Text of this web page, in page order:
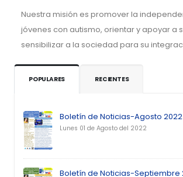
Nuestra misión es promover la
jóvenes con autismo, orientar y apoyar a
sensibilizar a la sociedad para su
POPULARES RECIENTES
Boletín de Noticias-Agosto 2022
Lunes 01 de Agosto del 2022
Boletín de Noticias-Septiembre